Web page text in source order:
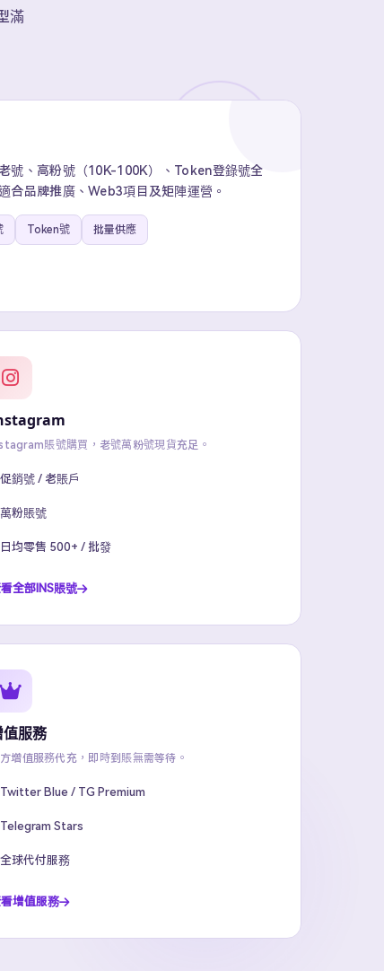
滿
號、高粉號（10K-100K）、Token登錄號全
合品牌推廣、Web3項目及矩陣運營。
Token號 批量供應
賬號購買，老號萬粉號現貨充足。
促銷號 / 老賬戶
萬粉賬號
日均零售 500+ / 批發
全部INS賬號
值服務
增值服務代充，即時到賬無需等待。
Twitter Blue / TG Premium
Telegram Stars
全球代付服務
增值服務